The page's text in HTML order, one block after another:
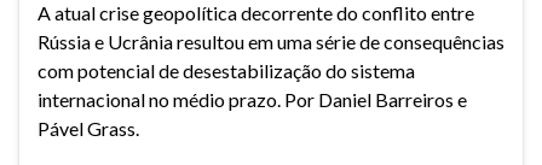
A atual crise geopolítica decorrente do conflito entre
Rússia e Ucrânia resultou em uma série de consequências
com potencial de desestabilização do sistema
internacional no médio prazo. Por Daniel Barreiros e
Pável Grass.